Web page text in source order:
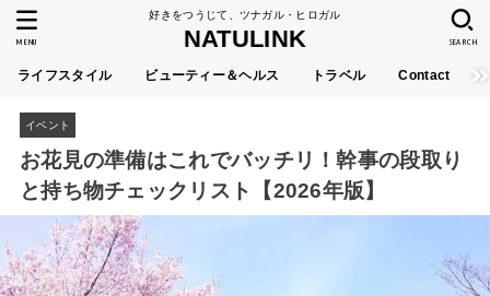
好きをつうじて、ツナガル・ヒロガル
NATULINK
ライフスタイル ビューティー＆ヘルス トラベル Contact
SEARCH
MENU
イベント
お花見の準備はこれでバッチリ！幹事の段取り
と持ち物チェックリスト【2026年版】